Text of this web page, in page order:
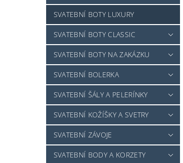
SVATEBNÍ BOTY LUXURY
SVATEBNÍ BOTY CLASSIC
SVATEBNÍ BOTY NA ZAKÁZKU
SVATEBNÍ BOLERKA
SVATEBNÍ ŠÁLY A PELERÍNKY
SVATEBNÍ KOŽÍŠKY A SVETRY
SVATEBNÍ ZÁVOJE
SVATEBNÍ BODY A KORZETY